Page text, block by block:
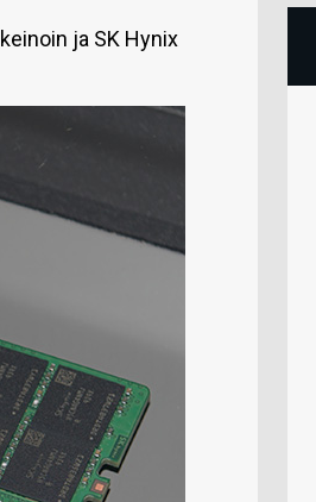
ja SK Hynix